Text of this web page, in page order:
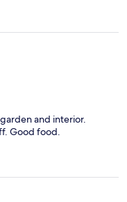
and interior.
Good food.